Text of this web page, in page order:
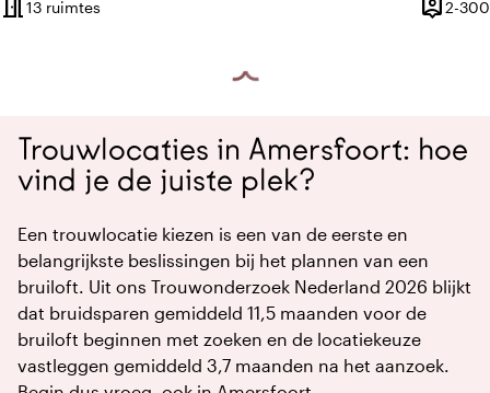
meeting_room13 ruimtes person_pin2-300
Trouwlocaties in Amersfoort: hoe
vind je de juiste plek?
Een trouwlocatie kiezen is een van de eerste en
belangrijkste beslissingen bij het plannen van een
bruiloft. Uit ons Trouwonderzoek Nederland 2026 blijkt
dat bruidsparen gemiddeld 11,5 maanden voor de
bruiloft beginnen met zoeken en de locatiekeuze
vastleggen gemiddeld 3,7 maanden na het aanzoek.